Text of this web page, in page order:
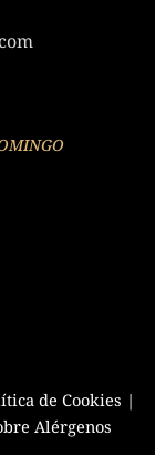
de Cookies |
Alérgenos